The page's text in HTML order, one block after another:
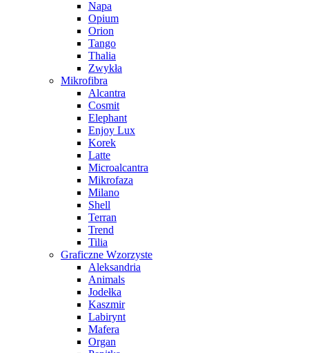
Napa
Opium
Orion
Tango
Thalia
Zwykła
Mikrofibra
Alcantra
Cosmit
Elephant
Enjoy Lux
Korek
Latte
Microalcantra
Mikrofaza
Milano
Shell
Terran
Trend
Tilia
Graficzne Wzorzyste
Aleksandria
Animals
Jodełka
Kaszmir
Labirynt
Mafera
Organ